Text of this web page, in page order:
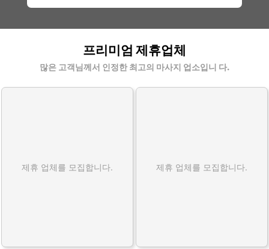
프리미엄 제휴업체
많은 고객님께서 인정한 최고의 마사지 업소입니 다.
제휴 업체를 모집합니다. 제휴 업체를 모집합니다.